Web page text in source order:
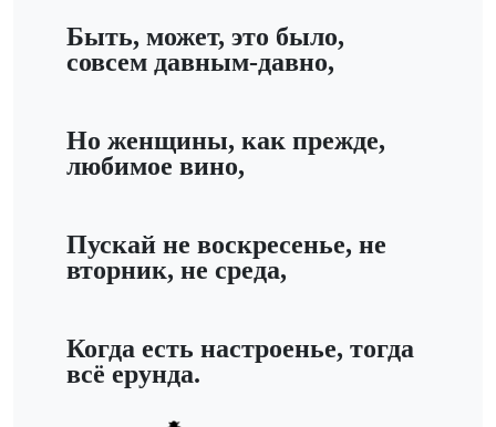
Быть, может, это было,
совсем давным-давно,
Но женщины, как прежде,
любимое вино,
Пускай не воскресенье, не
вторник, не среда,
Когда есть настроенье, тогда
всё ерунда.